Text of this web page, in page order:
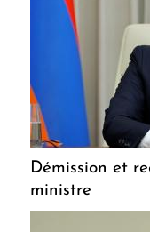
Démission et
ministre